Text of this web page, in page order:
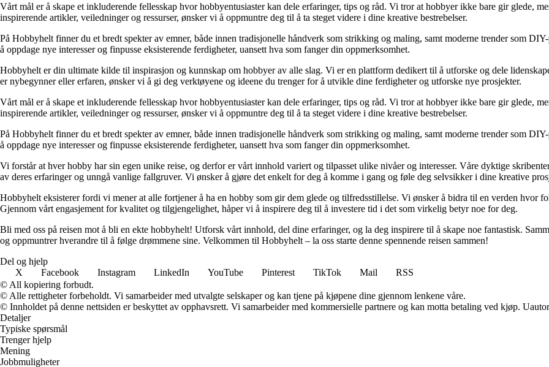
Vårt mål er å skape et inkluderende fellesskap hvor hobbyentusiaster kan dele erfaringer, tips og råd. Vi tror at hobbyer ikke bare gir glede,
inspirerende artikler, veiledninger og ressurser, ønsker vi å oppmuntre deg til å ta steget videre i dine kreative bestrebelser.
På Hobbyhelt finner du et bredt spekter av emner, både innen tradisjonelle håndverk som strikking og maling, samt moderne trender som
å oppdage nye interesser og finpusse eksisterende ferdigheter, uansett hva som fanger din oppmerksomhet.
Hobbyhelt er din ultimate kilde til inspirasjon og kunnskap om hobbyer av alle slag. Vi er en plattform dedikert til å utforske og dele
er nybegynner eller erfaren, ønsker vi å gi deg verktøyene og ideene du trenger for å utvikle dine ferdigheter og utforske nye prosjekter.
Vårt mål er å skape et inkluderende fellesskap hvor hobbyentusiaster kan dele erfaringer, tips og råd. Vi tror at hobbyer ikke bare gir glede,
inspirerende artikler, veiledninger og ressurser, ønsker vi å oppmuntre deg til å ta steget videre i dine kreative bestrebelser.
På Hobbyhelt finner du et bredt spekter av emner, både innen tradisjonelle håndverk som strikking og maling, samt moderne trender som
å oppdage nye interesser og finpusse eksisterende ferdigheter, uansett hva som fanger din oppmerksomhet.
Vi forstår at hver hobby har sin egen unike reise, og derfor er vårt innhold variert og tilpasset ulike nivåer og interesser. Våre dyktige
av deres erfaringer og unngå vanlige fallgruver. Vi ønsker å gjøre det enkelt for deg å komme i gang og føle deg selvsikker i dine kreative
Hobbyhelt eksisterer fordi vi mener at alle fortjener å ha en hobby som gir dem glede og tilfredsstillelse. Vi ønsker å bidra til en verden hvor
Gjennom vårt engasjement for kvalitet og tilgjengelighet, håper vi å inspirere deg til å investere tid i det som virkelig betyr noe for deg.
Bli med oss på reisen mot å bli en ekte hobbyhelt! Utforsk vårt innhold, del dine erfaringer, og la deg inspirere til å skape noe fantastisk.
og oppmuntrer hverandre til å følge drømmene sine. Velkommen til Hobbyhelt – la oss starte denne spennende reisen sammen!
Del og hjelp
X
Facebook Instagram LinkedIn YouTube Pinterest TikTok Mail
RSS
© All kopiering forbudt.
© Alle rettigheter forbeholdt. Vi samarbeider med utvalgte selskaper og kan tjene på kjøpene dine gjennom lenkene våre.
© Innholdet på denne nettsiden er beskyttet av opphavsrett. Vi samarbeider med kommersielle partnere og kan motta betaling ved kjøp.
Detaljer
Typiske spørsmål
Trenger hjelp
Mening
Jobbmuligheter